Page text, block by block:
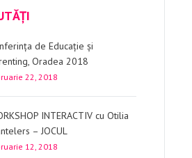
de Educație și
Oradea 2018
22, 2018
INTERACTIV cu Otilia
– JOCUL
12, 2018